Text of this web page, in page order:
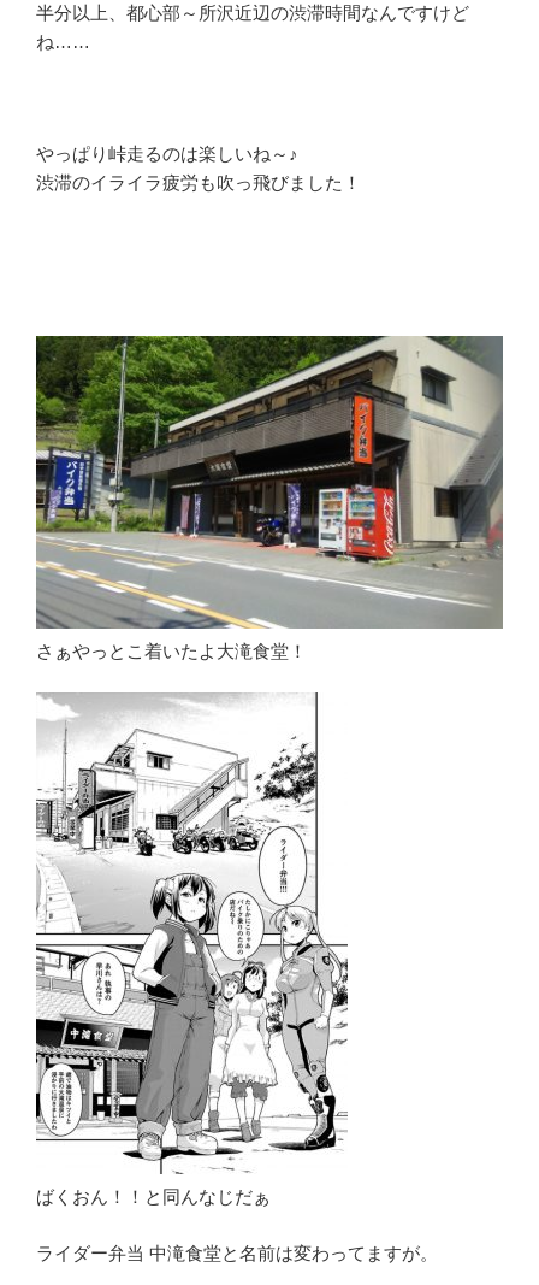
半分以上、都心部～所沢近辺の渋滞時間なんですけど
ね……
やっぱり峠走るのは楽しいね～♪
渋滞のイライラ疲労も吹っ飛びました！
さぁやっとこ着いたよ大滝食堂！
ばくおん！！と同んなじだぁ
ライダー弁当 中滝食堂と名前は変わってますが。